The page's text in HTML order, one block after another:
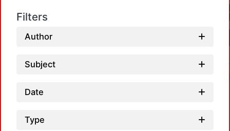
Filters
Author
Subject
Date
Type